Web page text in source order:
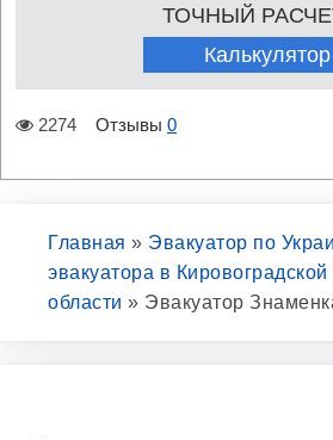
ТОЧНЫЙ
Калькулятор
2274 Отзывы 0
Главная » Эвакуатор по
эвакуатора в Кировоградской
области » Эвакуатор